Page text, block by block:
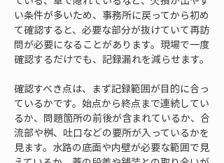
い条件が多いため、事務所に戻ってから初め
て確認すると、必要な部分が抜けていて再訪
問が必要になることがあります。現場で一度
確認するだけでも、記録漏れを減らせます。
確認すべき点は、まず記録範囲が目的に合っ
ているかです。始点から終点まで連続してい
るか、問題箇所の前後が含まれているか、合
流部や桝、吐口などの要所が入っているかを
見ます。水路の底面や内壁が必要な範囲で見